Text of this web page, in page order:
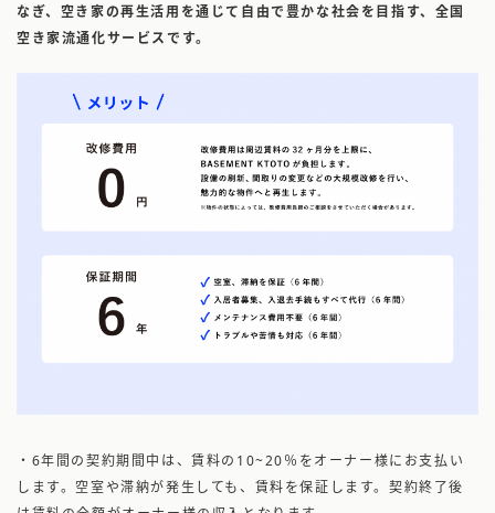
なぎ、空き家の再生活用を通じて自由で豊かな社会を目指す、全国
空き家流通化サービスです。
・6年間の契約期間中は、賃料の10~20％をオーナー様にお支払い
します。空室や滞納が発生しても、賃料を保証します。契約終了後